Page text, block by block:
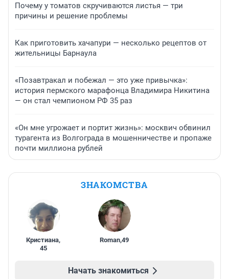
Почему у томатов скручиваются листья — три
причины и решение проблемы
Как приготовить хачапури — несколько рецептов от
жительницы Барнаула
«Позавтракал и побежал — это уже привычка»:
история пермского марафонца Владимира Никитина
— он стал чемпионом РФ 35 раз
«Он мне угрожает и портит жизнь»: москвич обвинил
турагента из Волгограда в мошенничестве и пропаже
почти миллиона рублей
ЗНАКОМСТВА
Кристиана,
45
Roman,49
Начать знакомиться